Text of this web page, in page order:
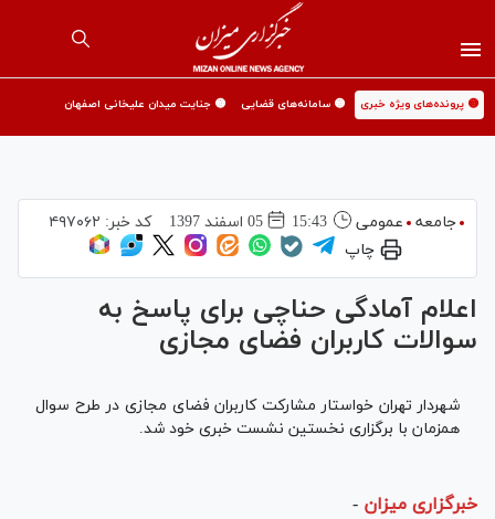
🟡 پرونده‌های ویژه خبری 🟡 سامانه‌های قضایی 🟡 جنایت میدان علیخانی اصفهان
جامعه عمومی 15:43 05 اسفند 1397 کد خبر: ۴۹۷۰۶۲
چاپ
اعلام آمادگی حناچی برای پاسخ به
سوالات کاربران فضای مجازی
شهردار تهران خواستار مشارکت کاربران فضای مجازی در طرح سوال
همزمان با برگزاری نخستین نشست خبری خود شد.
خبرگزاری میزان -